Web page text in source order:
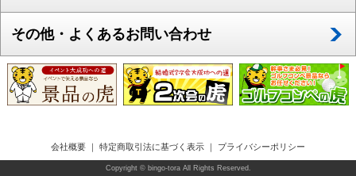
その他・よくあるお問い合わせ
会社概要 ｜ 特定商取引法に基づく表示 ｜ プライバシーポリシー
Copyright © bingo-tora All Rights Reserved.